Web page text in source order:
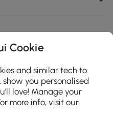
Cookie
and similar tech to
you personalised
love! Manage your
more info, visit our